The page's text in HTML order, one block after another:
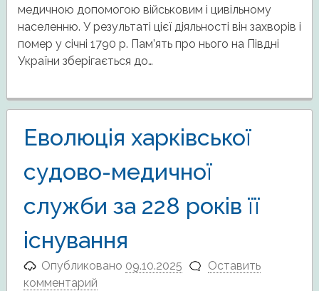
медичною допомогою військовим і цивільному
населенню. У результаті цієї діяльності він захворів і
помер у січні 1790 р. Пам’ять про нього на Півдні
України зберігається до…
Еволюція харківської
судово-медичної
служби за 228 років її
існування
Опубликовано 09.10.2025
Оставить
комментарий